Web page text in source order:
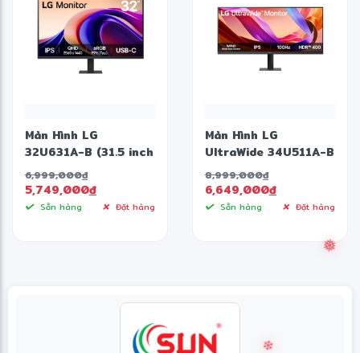
Màn Hình LG
32U631A-B (31.5 inch
- IPS - QHD - 100Hz
- 5ms)
6,999,000đ
5,749,000đ
Sẵn hàng Đặt hàng
Màn Hình LG
UltraWide 34U511A-B
(34 inch - IPS - WFHD
- 100Hz - 1ms)
8,999,000đ
6,649,000đ
Sẵn hàng Đặt hàng